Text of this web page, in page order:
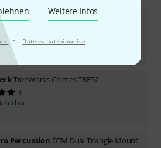
Weitere Infos
· Datenschutzhinweise
CS Xenakis
TreeWorks Chimes TRE52
8
Percussion DTM Dual Triangle Mount